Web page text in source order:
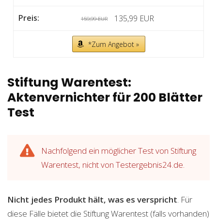
159,99 EUR 135,99 EUR
*Zum Angebot »
Stiftung Warentest:
Aktenvernichter für 200 Blätter
Test
Nachfolgend ein möglicher Test von Stiftung
Warentest, nicht von Testergebnis24.de.
Nicht jedes Produkt hält, was es verspricht. Für
diese Fälle bietet die Stiftung Warentest (falls vorhanden)